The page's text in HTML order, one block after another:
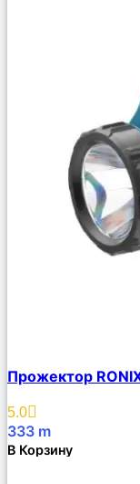
Описание
Избранное
Прожектор
5.0
333 m
В Корзину